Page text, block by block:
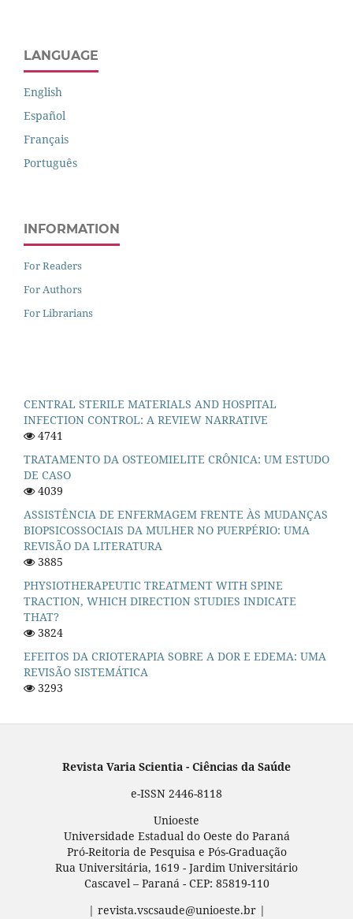
LANGUAGE
English
Español
Français
Português
INFORMATION
For Readers
For Authors
For Librarians
CENTRAL STERILE MATERIALS AND HOSPITAL
INFECTION CONTROL: A REVIEW NARRATIVE
4741
TRATAMENTO DA OSTEOMIELITE CRÔNICA: UM ESTUDO
DE CASO
4039
ASSISTÊNCIA DE ENFERMAGEM FRENTE ÀS MUDANÇAS
BIOPSICOSSOCIAIS DA MULHER NO PUERPÉRIO: UMA
REVISÃO DA LITERATURA
3885
PHYSIOTHERAPEUTIC TREATMENT WITH SPINE
TRACTION, WHICH DIRECTION STUDIES INDICATE
THAT?
3824
EFEITOS DA CRIOTERAPIA SOBRE A DOR E EDEMA: UMA
REVISÃO SISTEMÁTICA
3293
Revista Varia Scientia - Ciências da Saúde
e-ISSN 2446-8118
Unioeste
Universidade Estadual do Oeste do Paraná
Pró-Reitoria de Pesquisa e Pós-Graduação
Rua Universitária, 1619 - Jardim Universitário
Cascavel – Paraná - CEP: 85819-110
| revista.vscsaude@unioeste.br |